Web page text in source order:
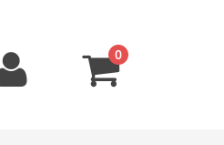
0